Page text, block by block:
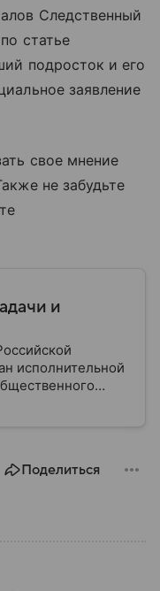
Следственный
статье
подросток и его
заявление
свое мнение
не забудьте
и
исполнительной
обеспечение
министерство, как
Поделиться